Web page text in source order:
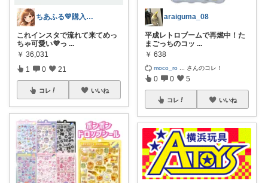
ちあふる💛購入ありがとう💛インスタ有
これインスタで流れて来てめっ
ちゃ可愛い💜っ ...
￥ 36,031
1 0 21
コレ いいね
araiguma_08
平成レトロブームで再燃中！た
まごっちのコッ ...
￥ 638
moco_ro さんのコレ！
0 0 5
コレ いいね